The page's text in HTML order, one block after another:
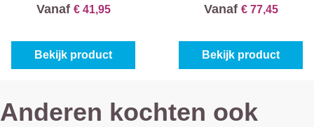
Vanaf € 41,95
Bekijk product
Satin
Vanaf € 77,45
Bekijk product
Anderen kochten ook